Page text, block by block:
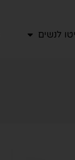
לנשים